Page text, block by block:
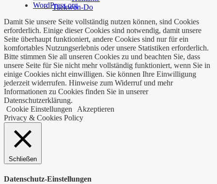
Taekwon-Do
WordPress.org
Damit Sie unsere Seite vollständig nutzen können, sind Cookies
erforderlich. Einige dieser Cookies sind notwendig, damit unsere
Seite überhaupt funktioniert, andere Cookies sind nur für ein
komfortables Nutzungserlebnis oder unsere Statistiken erforderlich.
Bitte stimmen Sie all unseren Cookies zu und beachten Sie, dass
unsere Seite für Sie nicht mehr vollständig funktioniert, wenn Sie in
einige Cookies nicht einwilligen. Sie können Ihre Einwilligung
jederzeit widerrufen. Hinweise zum Widerruf und mehr
Informationen zu Cookies finden Sie in unserer
Datenschutzerklärung.
Cookie Einstellungen
Akzeptieren
Privacy & Cookies Policy
Schließen
Datenschutz-Einstellungen